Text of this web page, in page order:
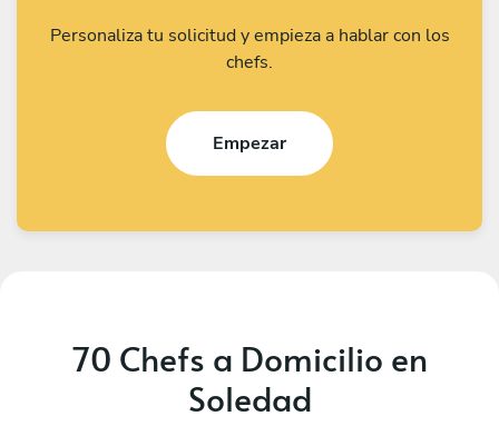
Personaliza tu solicitud y empieza a hablar con los
chefs.
Empezar
70 Chefs a Domicilio en
Soledad